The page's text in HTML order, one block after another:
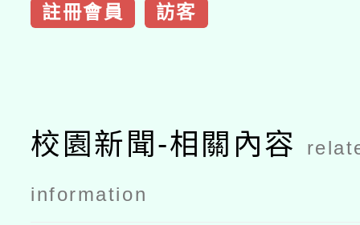
註冊會員 訪客
校園新聞-相關內容
information